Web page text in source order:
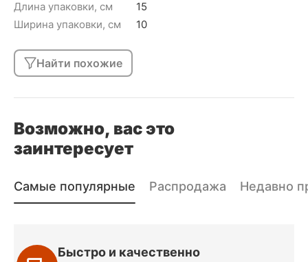
Длина упаковки, см
15
Ширина упаковки, см
10
Найти похожие
Возможно, вас это
заинтересует
Самые популярные Распродажа Недавно
Быстро и качественно